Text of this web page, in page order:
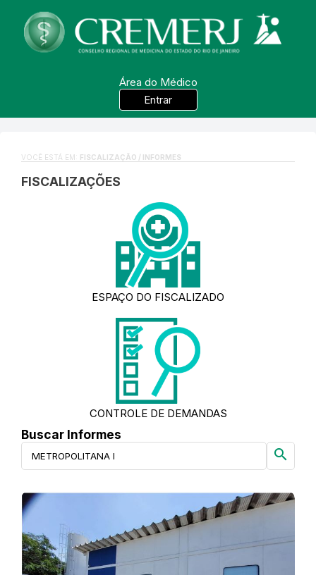
Área do Médico
Entrar
VOCÊ ESTÁ EM: FISCALIZAÇÃO / INFORMES
FISCALIZAÇÕES
ESPAÇO DO FISCALIZADO
CONTROLE DE DEMANDAS
Buscar Informes
search